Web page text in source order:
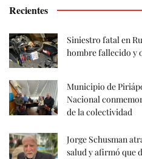
Recientes
Siniestro fatal en
hombre fallecido y
Municipio de
Nacional
de la colectividad
Jorge Schusman
salud y afirmó que